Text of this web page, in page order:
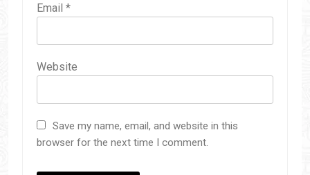
Email *
Website
Save my name, email, and website in this
browser for the next time I comment.